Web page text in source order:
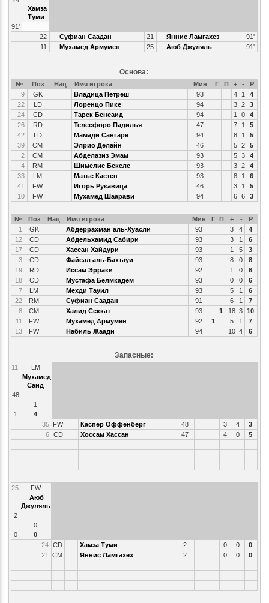
Хамза
Туми
91'
22
Суфиан Саадан 21 Яннис Ламгахез
91'
11
Мухамед Армумен 25 Аюб Джуляль 91'
Основа:
№ Поз Нац Имя игрока Мин Г П + -
Р
9
GK Владица Петреш 93 4 1
4
22
LD Лоренцо Пике 94 3 2
3
24
CD Тарек Бенсаид 94 1 0
4
26
RD Телесфоро Падилья 47 7 1
5
42
LD Мамади Сангаре 94 8 1
5
39
CM Элрио Делайн 46 5 2
5
2
CM Абделазиз Эмам 93 5 3
4
4
RM Шимелис Бекеле 93 3 2
4
33
LM Матье Кастен 93 8 1
6
41
FW Игорь Рукавица 46 3 1
5
10
FW Мухамед Шаарави 94 6 6 3
№ Поз Нац Имя игрока Мин Г П + -
Р
1
GK Абдеррахман аль-Хуасли 93 3 4
4
12
CD Абдельхамид Сабири 93 3 1
6
17
CD Хассан Хайдури 93 1 5
3
3
CD Файсал аль-Бахтауи 93 8 0
8
19
RD Иссам Эрраки 92 1 0
6
18
CD Мустафа Белмкадем 93 0 0
6
7
LM Мехди Тауил 93 5 1
6
22
RM Суфиан Саадан 91 6 1
7
8
CM Халид Секкат 93 1 18 3
10
11
FW Мухамед Армумен 92 1 5 1
7
13
FW Набиль Жаади 94 10 4 6
Запасные:
11
LM
Мухамед
Саид
48
1
1
4
35 FW Каспер Оффенберг 48 3 4
3
6 CD Хоссам Хассан 47 4 0 5
25
FW
Аюб
Джуляль
2
0
0
0
24 CD Хамза Туми 2 0 0
0
21
CM Яннис Ламгахез 2 0 0 0